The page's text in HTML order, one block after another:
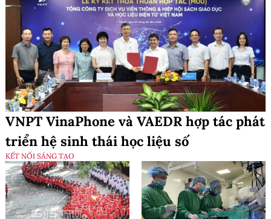
VNPT VinaPhone và VAEDR hợp tác phát
triển hệ sinh thái học liệu số
KẾT NỐI SÁNG TẠO